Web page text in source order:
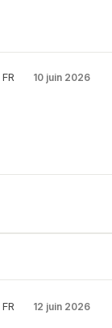
FR 10 juin 2026
FR 12 juin 2026